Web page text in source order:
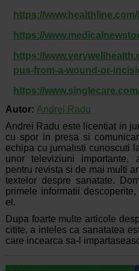
https://
https://
https://
pus-from-a-wound-or-
https://
Autor: Andrei Radu
Andrei Radu este licentiat in
cu spor in presa si
echipa cu jurnalisti cunoscuti
unor televiziuni importante,
pentru revista si de mai multi
textelor despre sanatate.
primele informatii
el.
Dupa foarte multe articole
citite, a inteles ca sanatatea
care incearca sa-l